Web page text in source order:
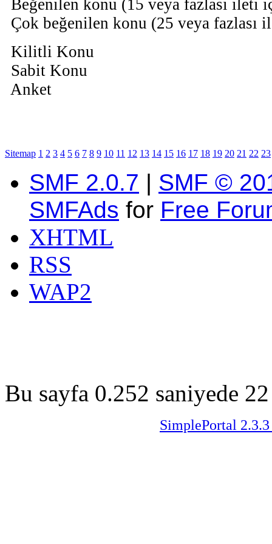
Beğenilen konu (15 veya fazlası ileti
Çok beğenilen konu (25 veya fazlası
Kilitli Konu
Sabit Konu
Anket
Sitemap 1 2 3 4 5 6 7 8 9 10 11 12 13 14 15 16 17 18 19 20 21 22 23
SMF 2.0.7 | SMF ©
SMFAds for Free
XHTML
RSS
WAP2
Bu sayfa 0.252 saniyede
SimplePortal